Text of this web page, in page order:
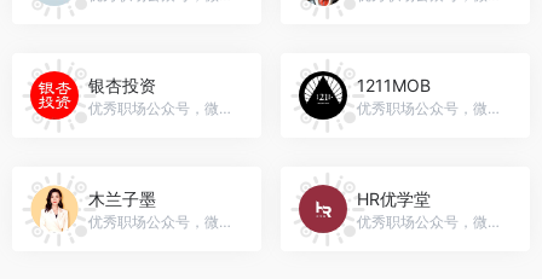
银杏投资
优秀职场公众号，微信号：stock30
1211MOB
优秀职场公众号，微信号：gh_65f163bccec8
木兰子墨
优秀职场公众号，微信号：gh_c87402d9aca4
HR优学堂
优秀职场公众号，微信号：gh_177af2cb2b92